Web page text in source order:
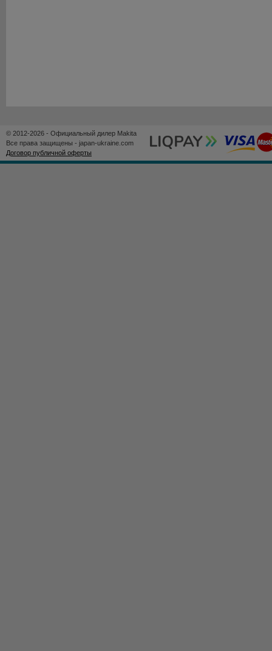
© 2012-2026 - Официальный дилер Makita
Все права защищены - japan-ukraine.com
Договор публичной оферты